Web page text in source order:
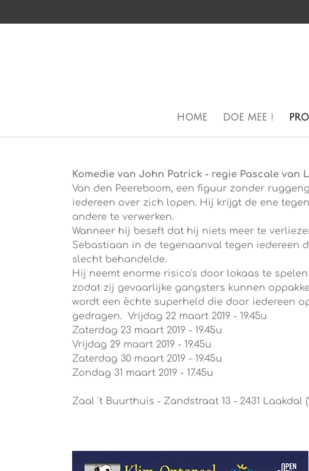
direct
HOME DOE MEE !
Komedie van John Patrick - regie Pascale van
Van den Peereboom, een figuur zonder
iedereen over zich lopen. Hij krijgt de ene
andere te verwerken.
Wanneer hij beseft dat hij niets meer te
Sebastiaan in de tegenaanval tegen iedereen
slecht behandelde.
Hij neemt enorme risico's door lokaas te
zodat zij gevaarlijke gangsters kunnen
wordt een èchte superheld die door iedereen
gedragen. Vrijdag 22 maart 2019 - 19.45u
Zaterdag 23 maart 2019 - 19.45u
Vrijdag 29 maart 2019 - 19.45u
Zaterdag 30 maart 2019 - 19.45u
Zondag 31 maart 2019 - 17.45u
Zaal 't Buurthuis - Zandstraat 13 - 2431 Laakdal